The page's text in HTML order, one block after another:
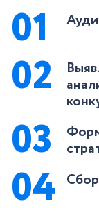
01
02
03
04